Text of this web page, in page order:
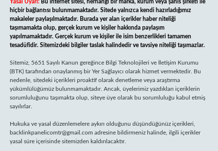
Yasal Uyarı: Bu internet sitesi, herhangi bir marka, kurum veya şahıs şirketi ile
hiçbir bağlantısı bulunmamaktadır. Sitede yalnızca kendi hazırladığımız
makaleler paylaşılmaktadır. Burada yer alan içerikler haber niteliği
taşımamakta olup, gerçek kurum ve kişiler hakkında paylaşım
yapılmamaktadır. Gerçek kurum ve kişiler ile isim benzerlikleri tamamen
tesadüfidir. Sitemizdeki bilgiler taslak halindedir ve tavsiye niteliği taşımazlar.
Sitemiz, 5651 Sayılı Kanun gereğince Bilgi Teknolojileri ve İletişim Kurumu
(BTK) tarafından onaylanmış bir Yer Sağlayıcı olarak hizmet vermektedir. Bu
nedenle, sitedeki içerikleri proaktif olarak denetleme veya araştırma
yükümlülüğümüz bulunmamaktadır. Ancak, üyelerimiz yazdıkları içeriklerin
sorumluluğunu taşımakta olup, siteye üye olarak bu sorumluluğu kabul etmiş
sayılırlar.
Hukuka ve yasal düzenlemelere aykırı olduğunu düşündüğünüz içerikleri,
backlinkpanelicomtr@gmail.com adresine bildirmeniz halinde, ilgili içerikler
yasal süre içerisinde sitemizden kaldırılacaktır.